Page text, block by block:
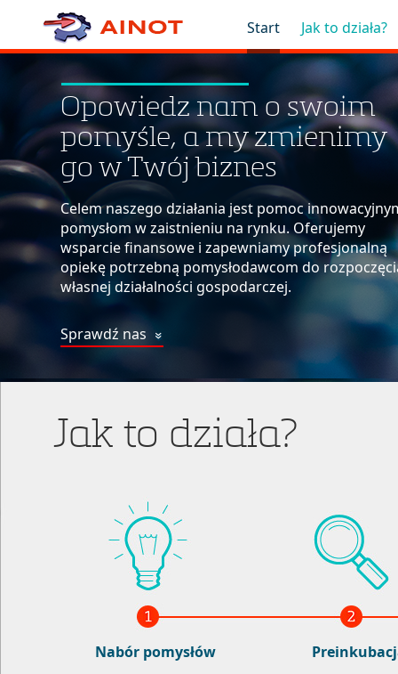
Start Jak to działa?
Opowiedz nam o swoim
pomyśle, a my zmienimy
go w Twój biznes
Celem naszego działania jest pomoc
pomysłom w zaistnieniu na rynku. Oferujemy
wsparcie finansowe i zapewniamy profesjonalną
opiekę potrzebną pomysłodawcom do
własnej działalności gospodarczej.
Sprawdź nas »
Jak to działa?
Nabór pomysłów